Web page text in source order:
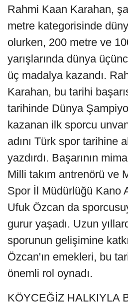
Rahmi Kaan Karahan,
metre kategorisinde
olurken, 200 metre ve
yarışlarında dünya
üç madalya kazandı.
Karahan, bu tarihi
tarihinde Dünya
kazanan ilk sporcu
adını Türk spor tarihine
yazdırdı. Başarının
Milli takım antrenörü ve
Spor İl Müdürlüğü Kano
Ufuk Özcan da
gurur yaşadı. Uzun
sporunun gelişimine
Özcan'ın emekleri, bu
önemli rol oynadı.
KÖYCEĞİZ HALKIYLA